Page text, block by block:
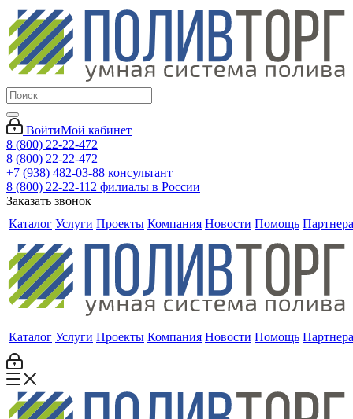
ВойтиМой кабинет
8 (800) 22-22-472
8 (800) 22-22-472
+7 (938) 482-03-88 консультант
8 (800) 22-22-112 филиалы в России
Заказать звонок
Каталог Услуги Проекты Компания Новости Помощь
Каталог Услуги Проекты Компания Новости Помощь